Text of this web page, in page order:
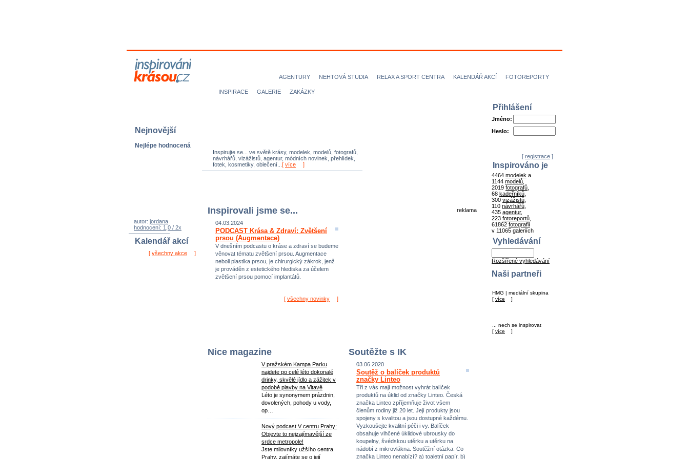
AGENTURY NEHTOVÁ STUDIA RELAX A SPORT CENTRA KALENDÁŘ AKCÍ FOTOREPORTY
INSPIRACE GALERIE ZAKÁZKY
Nejnovější
autor:jordana
hodnocení: 1,0 / 2x
Kalendář akcí
Inspirujte se... ve světě krásy, modelek, modelů, fotografů,
návrhářů, vizážistů, agentur, módních novinek, přehlídek,
fotek, kosmetiky, oblečení... [ více ]
reklama
Inspirovali jsme se...
04.03.2024
PODCAST Krása & Zdraví: Zvětšení
prsou (Augmentace)
V dnešním podcastu o kráse a zdraví se budeme
věnovat tématu zvětšení prsou. Augmentace
neboli plastika prsou, je chirurgický zákrok, jenž
je prováděn z estetického hlediska za účelem
zvětšení prsou pomocí implantátů.
[ všechny novinky ]
Nice magazine
V pražském Kampa Parku
najdete po celé léto dokonalé
drinky, skvělé jídlo a zážitek v
podobě plavby na Vltavě
Léto je synonymem prázdnin,
dovolených, pohody u vody,
op…
Nový podcast V centru Prahy:
Objevte to nejzajímavější ze
srdce metropole!
Jste milovníky užšího centra
Prahy, zajímáte se o její
Soutěžte s IK
03.06.2020
Soutěž o balíček produktů
značky Linteo
Tři z vás mají možnost vyhrát balíček
produktů na úklid od značky Linteo. Česká
značka Linteo zpříjemňuje život všem
členům rodiny již 20 let. Její produkty jsou
spojeny s kvalitou a jsou dostupné každému.
Vyzkoušejte kvalitní péči i vy. Balíček
obsahuje vlhčené úklidové ubrousky do
koupelny, švédskou utěrku a utěrku na
nádobí z mikrovlákna. Soutěžní otázka: Co
značka Linteo nenabízí? a) toaletní papír, b)
Přihlášení
Jméno:
Heslo:
[ registrace ]
Inspirováno je
4464 modelek a
1144 modelů
2019 fotografů
68 kadeřníků
300 vizážistů
110 návrhářů
435 agentur,
223 fotoreportů
61862 fotografií
v 11065 galeriích
Vyhledávání
Rozšířené vyhledávání
Naši partneři
HMG | mediální skupina
[ více ]
... nech se inspirovat
[ více ]